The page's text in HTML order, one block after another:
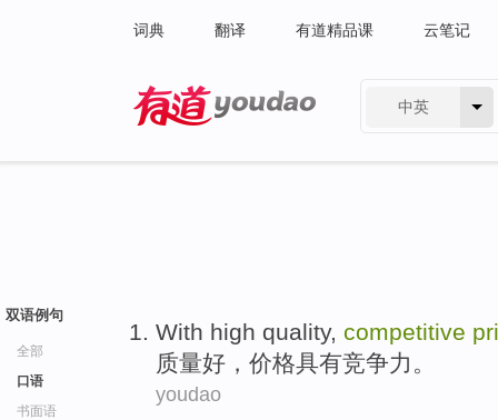
词典 翻译 有道精品课 云笔记
中英
双语例句
全部
口语
书面语
With high quality, competitive
质量好 ， 价格具有竞争力 。
youdao